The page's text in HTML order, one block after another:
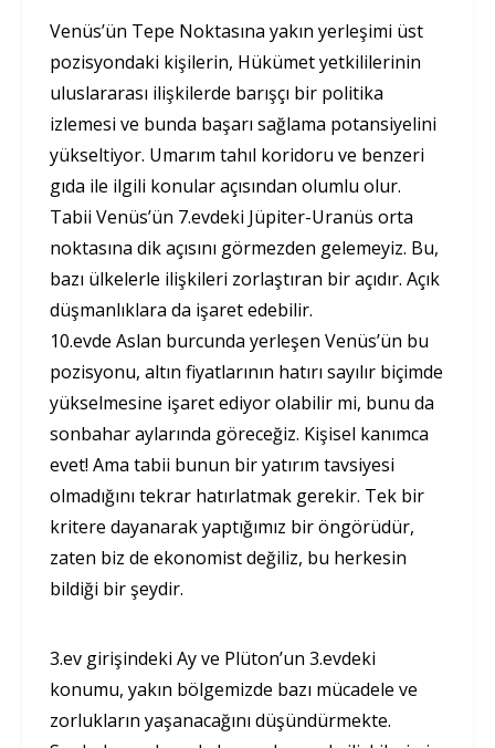
Venüs’ün Tepe Noktasına yakın yerleşimi üst
pozisyondaki kişilerin, Hükümet yetkililerinin
uluslararası ilişkilerde barışçı bir politika
izlemesi ve bunda başarı sağlama potansiyelini
yükseltiyor. Umarım tahıl koridoru ve benzeri
gıda ile ilgili konular açısından olumlu olur.
Tabii Venüs’ün 7.evdeki Jüpiter-Uranüs orta
noktasına dik açısını görmezden gelemeyiz. Bu,
bazı ülkelerle ilişkileri zorlaştıran bir açıdır. Açık
düşmanlıklara da işaret edebilir.
10.evde Aslan burcunda yerleşen Venüs’ün bu
pozisyonu, altın fiyatlarının hatırı sayılır biçimde
yükselmesine işaret ediyor olabilir mi, bunu da
sonbahar aylarında göreceğiz. Kişisel kanımca
evet! Ama tabii bunun bir yatırım tavsiyesi
olmadığını tekrar hatırlatmak gerekir. Tek bir
kritere dayanarak yaptığımız bir öngörüdür,
zaten biz de ekonomist değiliz, bu herkesin
bildiği bir şeydir.
3.ev girişindeki Ay ve Plüton’un 3.evdeki
konumu, yakın bölgemizde bazı mücadele ve
zorlukların yaşanacağını düşündürmekte.